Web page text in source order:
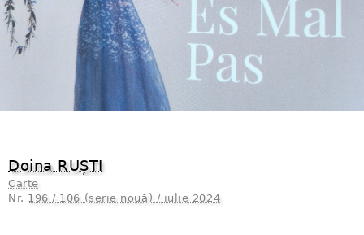
Doina RUȘTI
Carte
Nr. 196 / 106 (serie nouă) / iulie 2024